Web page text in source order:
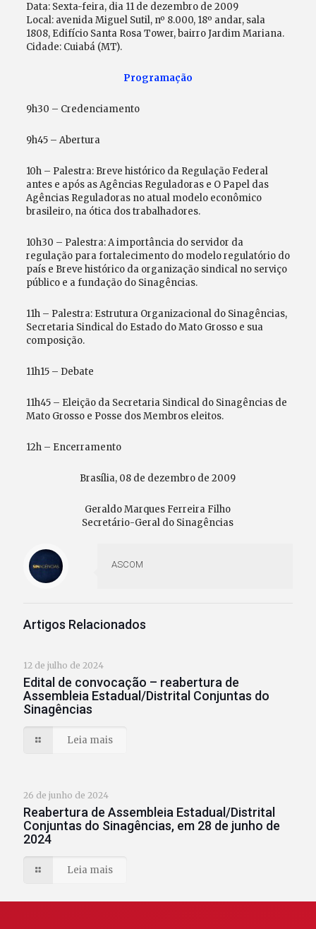
Data: Sexta-feira, dia 11 de dezembro de 2009
Local: avenida Miguel Sutil, nº 8.000, 18º andar, sala
1808, Edifício Santa Rosa Tower, bairro Jardim Mariana.
Cidade: Cuiabá (MT).
Programação
9h30 – Credenciamento
9h45 – Abertura
10h – Palestra: Breve histórico da Regulação Federal
antes e após as Agências Reguladoras e O Papel das
Agências Reguladoras no atual modelo econômico
brasileiro, na ótica dos trabalhadores.
10h30 – Palestra: A importância do servidor da
regulação para fortalecimento do modelo regulatório do
país e Breve histórico da organização sindical no serviço
público e a fundação do Sinagências.
11h – Palestra: Estrutura Organizacional do Sinagências,
Secretaria Sindical do Estado do Mato Grosso e sua
composição.
11h15 – Debate
11h45 – Eleição da Secretaria Sindical do Sinagências de
Mato Grosso e Posse dos Membros eleitos.
12h – Encerramento
Brasília, 08 de dezembro de 2009
Geraldo Marques Ferreira Filho
Secretário-Geral do Sinagências
ASCOM
Artigos Relacionados
12 de julho de 2024
Edital de convocação – reabertura de
Assembleia Estadual/Distrital Conjuntas do
Sinagências
Leia mais
26 de junho de 2024
Reabertura de Assembleia Estadual/Distrital
Conjuntas do Sinagências, em 28 de junho de
2024
Leia mais